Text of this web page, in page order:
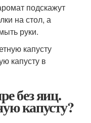
подскажут
на стол, а
руки.
без яиц.
капусту?